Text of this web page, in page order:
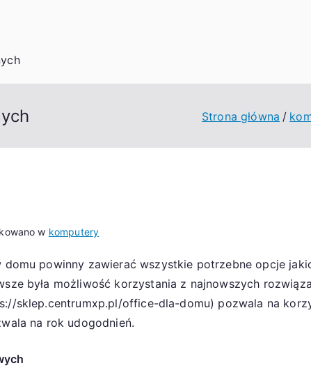
Strona główna
w komputery
powinny zawierać wszystkie potrzebne opcje
była możliwość korzystania z najnowszych
sklep.centrumxp.pl/office-dla-domu) pozwala na
na rok udogodnień.